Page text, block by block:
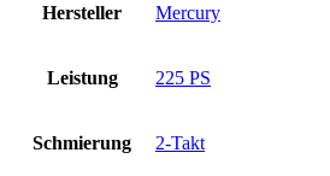
Hersteller Mercury
Leistung 225 PS
Schmierung 2-Takt